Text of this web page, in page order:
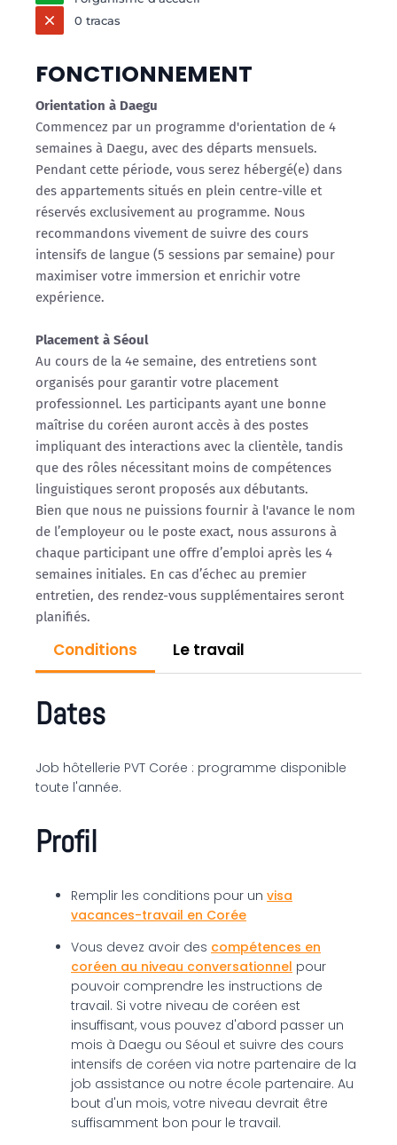
0 tracas
FONCTIONNEMENT
Orientation à Daegu
Commencez par un programme d'orientation de 4
semaines à Daegu, avec des départs mensuels.
Pendant cette période, vous serez hébergé(e) dans
des appartements situés en plein centre-ville et
réservés exclusivement au programme. Nous
recommandons vivement de suivre des cours
intensifs de langue (5 sessions par semaine) pour
maximiser votre immersion et enrichir votre
expérience.
Placement à Séoul
Au cours de la 4e semaine, des entretiens sont
organisés pour garantir votre placement
professionnel. Les participants ayant une bonne
maîtrise du coréen auront accès à des postes
impliquant des interactions avec la clientèle, tandis
que des rôles nécessitant moins de compétences
linguistiques seront proposés aux débutants.
Bien que nous ne puissions fournir à l'avance le nom
de l’employeur ou le poste exact, nous assurons à
chaque participant une offre d’emploi après les 4
semaines initiales. En cas d’échec au premier
entretien, des rendez-vous supplémentaires seront
planifiés.
Conditions Le travail
Dates
Job hôtellerie PVT Corée : programme disponible
toute l'année.
Profil
Remplir les conditions pour un visa
vacances-travail en Corée
Vous devez avoir des compétences en
coréen au niveau conversationnel pour
pouvoir comprendre les instructions de
travail. Si votre niveau de coréen est
insuffisant, vous pouvez d'abord passer un
mois à Daegu ou Séoul et suivre des cours
intensifs de coréen via notre partenaire de la
job assistance ou notre école partenaire. Au
bout d'un mois, votre niveau devrait être
suffisamment bon pour le travail.